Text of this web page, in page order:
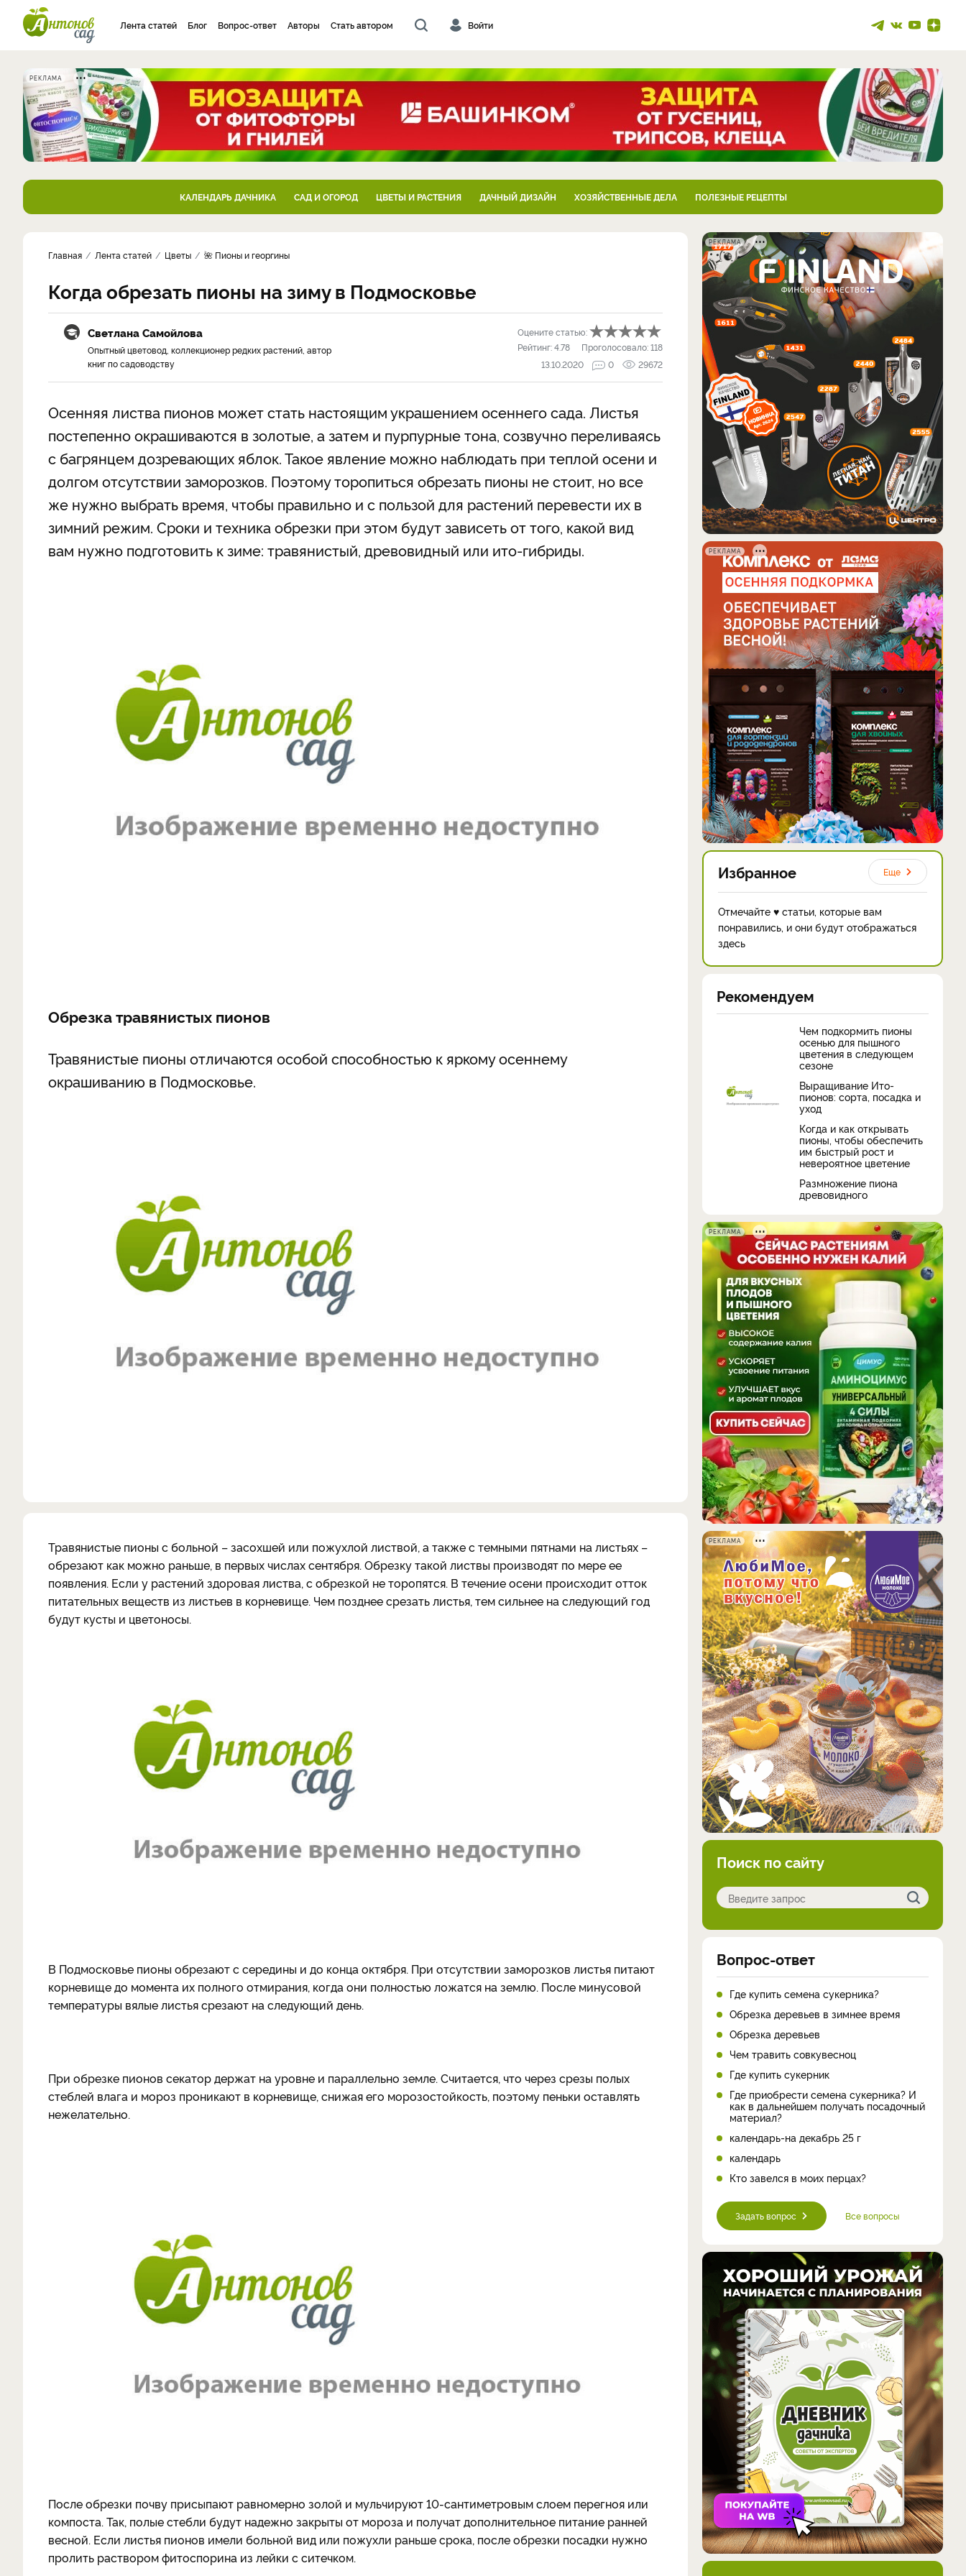
Лента статей Блог Вопрос-ответ Авторы Стать автором Войти
РЕКЛАМА
КАЛЕНДАРЬ ДАЧНИКА САД И ОГОРОД ЦВЕТЫ И РАСТЕНИЯ ДАЧНЫЙ ДИЗАЙН ХОЗЯЙСТВЕННЫЕ ДЕЛА ПОЛЕЗНЫЕ РЕЦЕПТЫ
Главная Лента статей Цветы 🌺 Пионы и георгины
Когда обрезать пионы на зиму в Подмосковье
Светлана Самойлова
Опытный цветовод, коллекционер редких растений, автор
книг по садоводству
Оцените статью:
Рейтинг:4.78 Проголосовало:118
13.10.2020
0 29672
Осенняя листва пионов может стать настоящим украшением осеннего сада. Листья
постепенно окрашиваются в золотые, а затем и пурпурные тона, созвучно переливаясь
с багрянцем дозревающих яблок. Такое явление можно наблюдать при теплой осени и
долгом отсутствии заморозков. Поэтому торопиться обрезать пионы не стоит, но все
же нужно выбрать время, чтобы правильно и с пользой для растений перевести их в
зимний режим. Сроки и техника обрезки при этом будут зависеть от того, какой вид
вам нужно подготовить к зиме: травянистый, древовидный или ито-гибриды.
Обрезка травянистых пионов
Травянистые пионы отличаются особой способностью к яркому осеннему
окрашиванию в Подмосковье.
Травянистые пионы с больной – засохшей или пожухлой листвой, а также с темными пятнами на листьях –
обрезают как можно раньше, в первых числах сентября. Обрезку такой листвы производят по мере ее
появления. Если у растений здоровая листва, с обрезкой не торопятся. В течение осени происходит отток
питательных веществ из листьев в корневище. Чем позднее срезать листья, тем сильнее на следующий год
будут кусты и цветоносы.
В Подмосковье пионы обрезают с середины и до конца октября. При отсутствии заморозков листья питают
корневище до момента их полного отмирания, когда они полностью ложатся на землю. После минусовой
температуры вялые листья срезают на следующий день.
При обрезке пионов секатор держат на уровне и параллельно земле. Считается, что через срезы полых
стеблей влага и мороз проникают в корневище, снижая его морозостойкость, поэтому пеньки оставлять
нежелательно.
После обрезки почву присыпают равномерно золой и мульчируют 10-сантиметровым слоем перегноя или
компоста. Так, полые стебли будут надежно закрыты от мороза и получат дополнительное питание ранней
весной. Если листья пионов имели больной вид или пожухли раньше срока, после обрезки посадки нужно
пролить раствором фитоспорина из лейки с ситечком.
РЕКЛАМА
РЕКЛАМА
Избранное Еще
Отмечайте ♥ статьи, которые вам
понравились, и они будут отображаться
здесь
Рекомендуем
Чем подкормить пионы
осенью для пышного
цветения в следующем
сезоне
Выращивание Ито-
пионов: сорта, посадка и
уход
Когда и как открывать
пионы, чтобы обеспечить
им быстрый рост и
невероятное цветение
​Размножение пиона
древовидного
РЕКЛАМА
РЕКЛАМА
Поиск по сайту
Вопрос-ответ
Где купить семена сукерника?
Обрезка деревьев в зимнее время
Обрезка деревьев
Чем травить совкувесноц
Где купить сукерник
Где приобрести семена сукерника? И
как в дальнейшем получать посадочный
материал?
календарь-на декабрь 25 г
календарь
Кто завелся в моих перцах?
Задать вопрос Все вопросы